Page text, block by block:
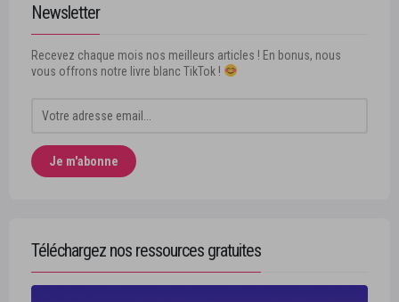
Newsletter
Recevez chaque mois nos meilleurs articles ! En bonus, nous
vous offrons notre livre blanc TikTok !
Téléchargez nos ressources gratuites